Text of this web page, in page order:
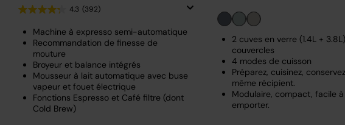
4.3 (392)
Machine à expresso semi-automatique
Recommandation de finesse de
mouture
Broyeur et balance intégrés
Mousseur à lait automatique avec buse
vapeur et fouet électrique
Fonctions Espresso et Café filtre (dont
Cold Brew)
2 cuves en verre (1.4L +
couvercles
4 modes de cuisson
Préparez, cuisinez,
même récipient.
Modulaire, compact, facile
emporter.